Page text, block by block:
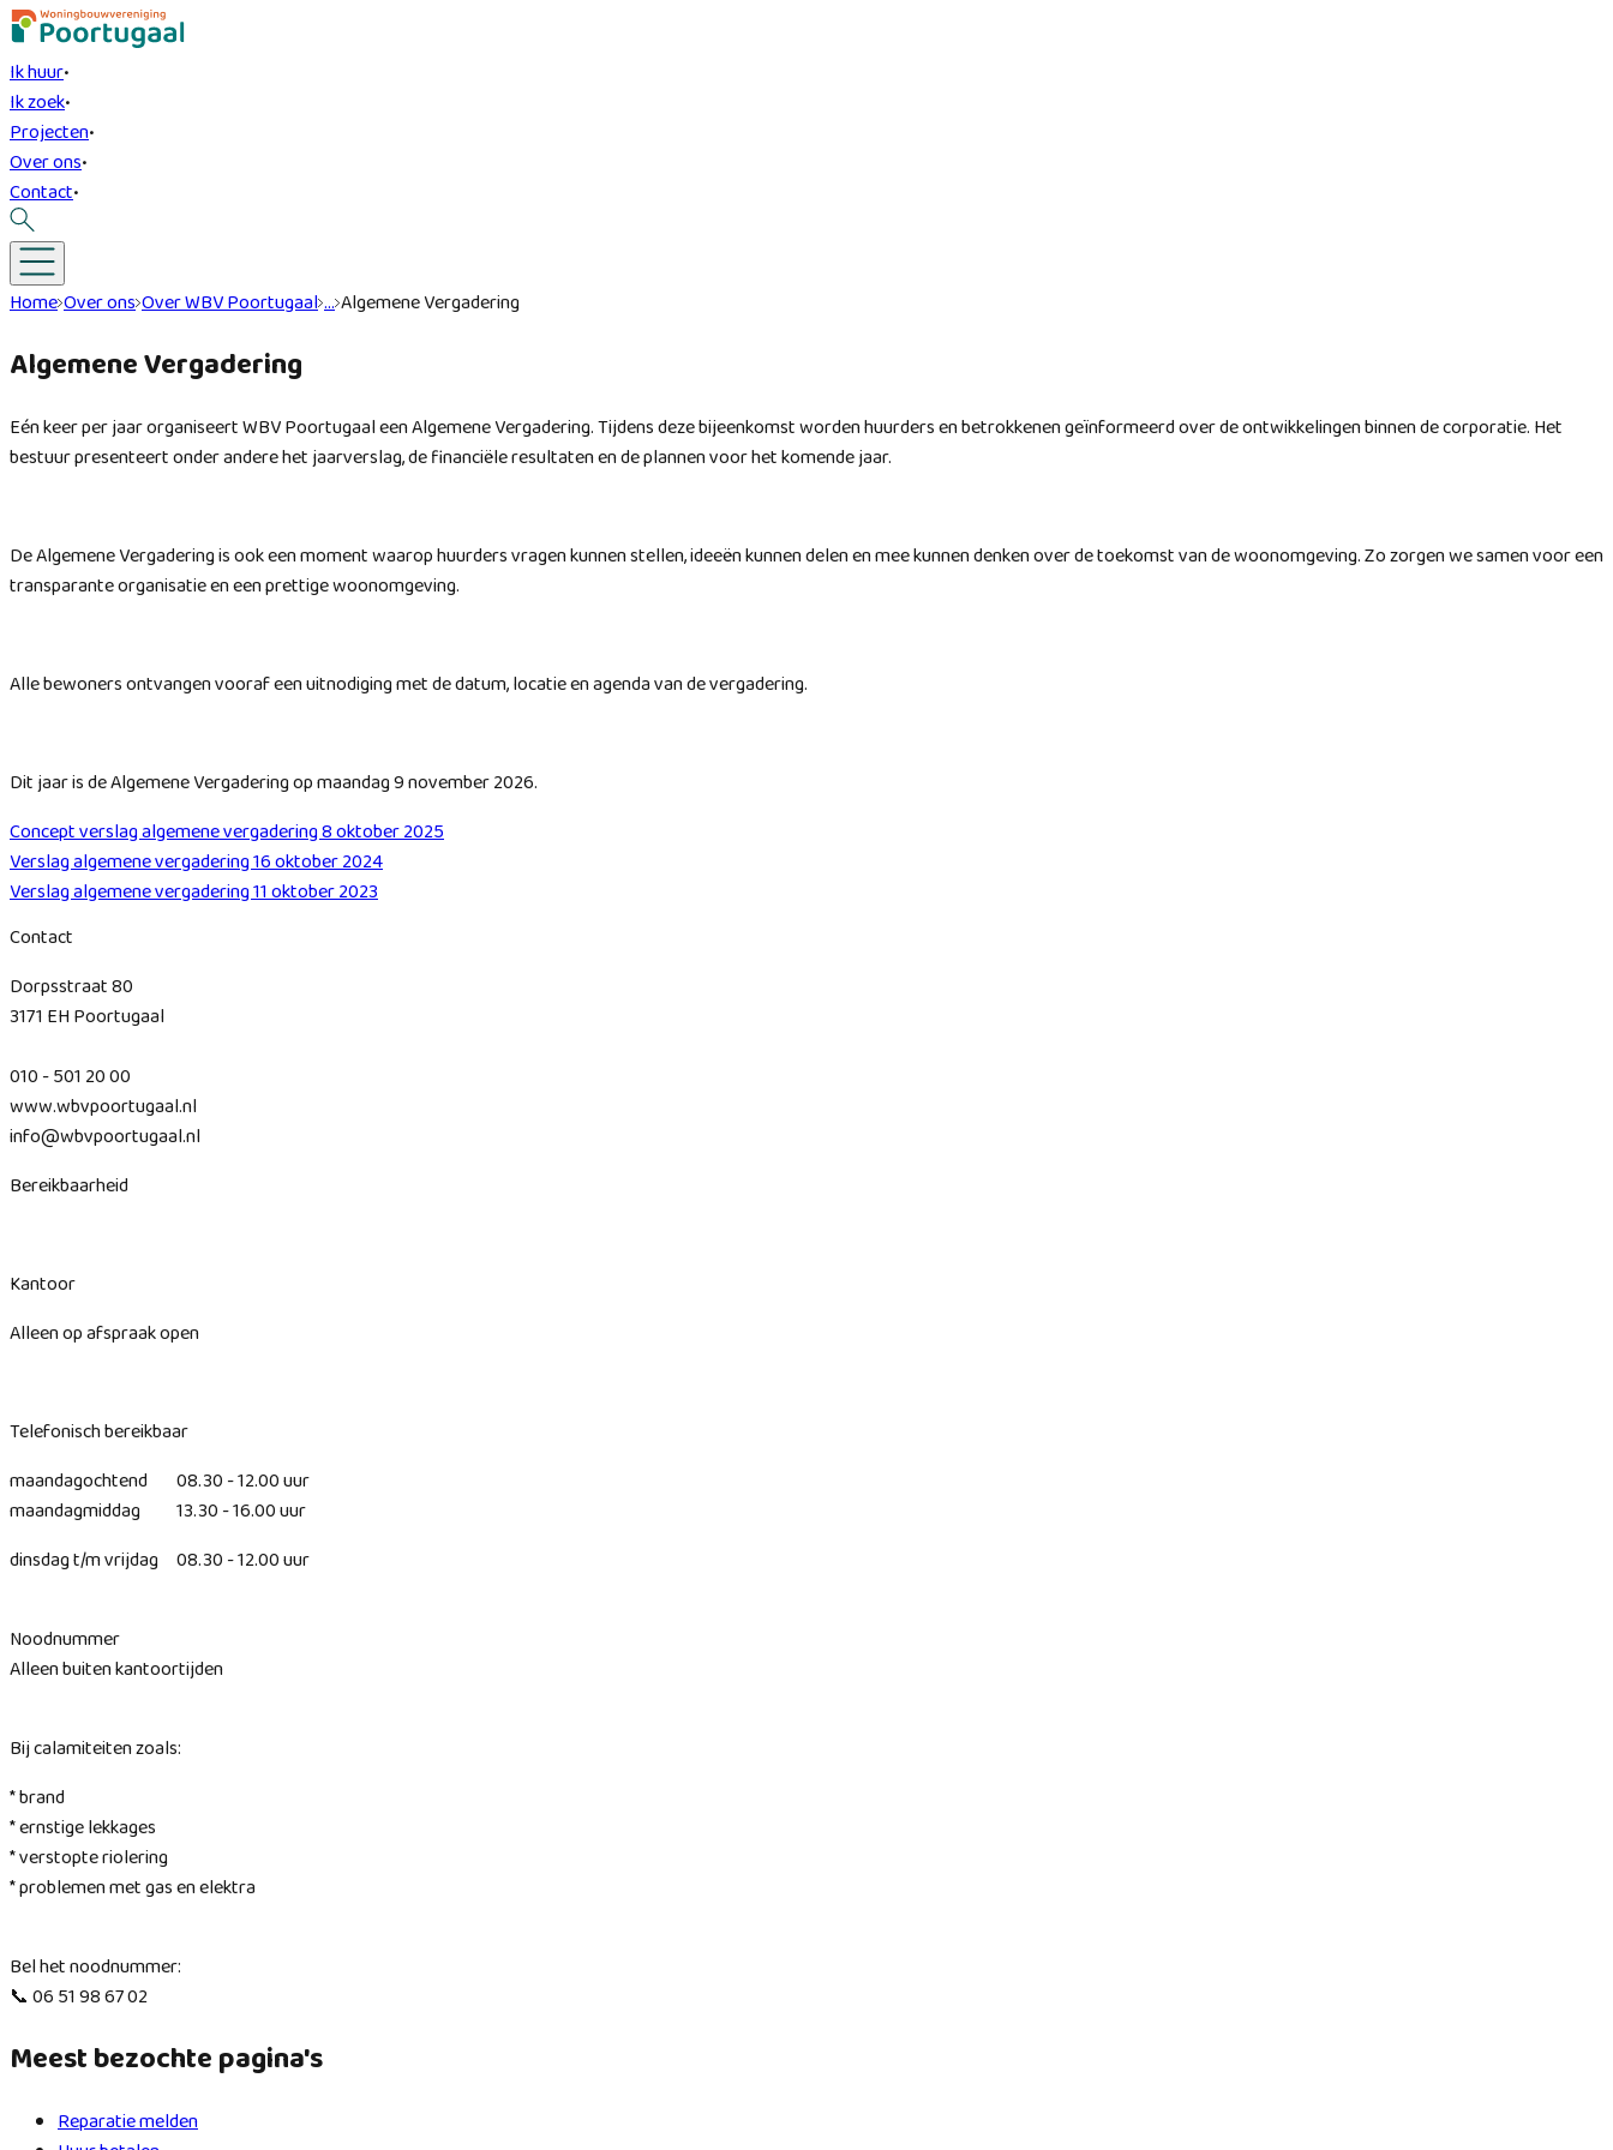
Ik huur•
Ik zoek•
Projecten•
Over ons•
Contact•
Home Over ons Over WBV Poortugaal … Algemene Vergadering
Algemene Vergadering
Eén keer per jaar organiseert WBV Poortugaal een Algemene Vergadering. Tijdens deze bijeenkomst worden huurders en betrokkenen geïnformeerd over de ontwikkelingen binnen de corporatie. Het
bestuur presenteert onder andere het jaarverslag, de financiële resultaten en de plannen voor het komende jaar.
De Algemene Vergadering is ook een moment waarop huurders vragen kunnen stellen, ideeën kunnen delen en mee kunnen denken over de toekomst van de woonomgeving. Zo zorgen we samen voor een
transparante organisatie en een prettige woonomgeving.
Alle bewoners ontvangen vooraf een uitnodiging met de datum, locatie en agenda van de vergadering.
Dit jaar is de Algemene Vergadering op maandag 9 november 2026.
Concept verslag algemene vergadering 8 oktober 2025
Verslag algemene vergadering 16 oktober 2024
Verslag algemene vergadering 11 oktober 2023
Contact
Dorpsstraat 80
3171 EH Poortugaal
010 - 501 20 00
www.wbvpoortugaal.nl
info@wbvpoortugaal.nl
Bereikbaarheid
Kantoor
Alleen op afspraak open
Telefonisch bereikbaar
maandagochtend 08.30 - 12.00 uur
maandagmiddag 13.30 - 16.00 uur
dinsdag t/m vrijdag 08.30 - 12.00 uur
Noodnummer
Alleen buiten kantoortijden
Bij calamiteiten zoals:
* brand
* ernstige lekkages
* verstopte riolering
* problemen met gas en elektra
Bel het noodnummer:
📞 06 51 98 67 02
Meest bezochte pagina's
Reparatie melden